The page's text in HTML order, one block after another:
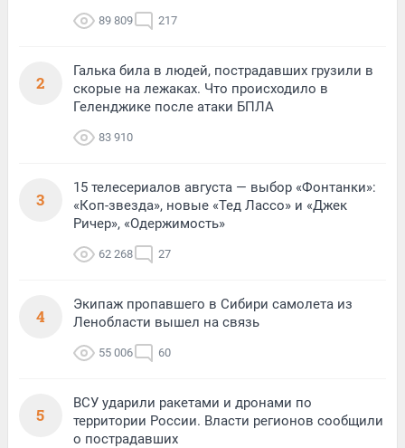
89 809 217
2
Галька била в людей, пострадавших грузили в
скорые на лежаках. Что происходило в
Геленджике после атаки БПЛА
83 910
3
15 телесериалов августа — выбор «Фонтанки»:
«Коп-звезда», новые «Тед Лассо» и «Джек
Ричер», «Одержимость»
62 268 27
4
Экипаж пропавшего в Сибири самолета из
Ленобласти вышел на связь
55 006 60
5
ВСУ ударили ракетами и дронами по
территории России. Власти регионов сообщили
о пострадавших